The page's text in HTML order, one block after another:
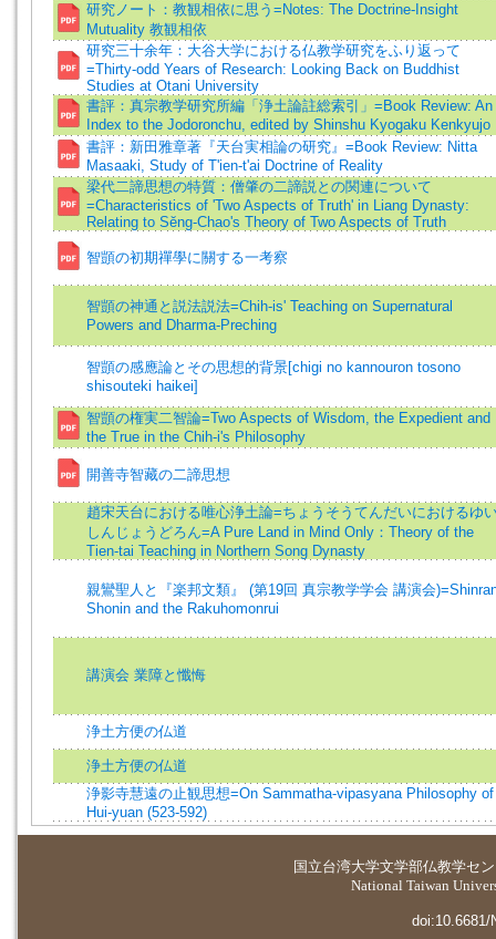
研究ノート：教観相依に思う=Notes: The Doctrine-Insight
Mutuality 教観相依
研究三十余年：大谷大学における仏教学研究をふり返って
=Thirty-odd Years of Research: Looking Back on Buddhist
Studies at Otani University
書評：真宗教学研究所編「浄土論註総索引」=Book Review: An
Index to the Jodoronchu, edited by Shinshu Kyogaku Kenkyujo
書評：新田雅章著『天台実相論の研究』=Book Review: Nitta
Masaaki, Study of T'ien-t'ai Doctrine of Reality
梁代二諦思想の特質：僧肇の二諦説との関連について
=Characteristics of 'Two Aspects of Truth' in Liang Dynasty:
Relating to Sĕng-Chao's Theory of Two Aspects of Truth
智顗の初期禪學に關する一考察
智顗の神通と説法説法=Chih-is' Teaching on Supernatural
Powers and Dharma-Preching
智顗の感應論とその思想的背景[chigi no kannouron tosono
shisouteki haikei]
智顗の権実二智論=Two Aspects of Wisdom, the Expedient and
the True in the Chih-i's Philosophy
開善寺智藏の二諦思想
趙宋天台における唯心浄土論=ちょうそうてんだいにおけるゆ
しんじょうどろん=A Pure Land in Mind Only：Theory of the
Tien-tai Teaching in Northern Song Dynasty
親鸞聖人と『楽邦文類』 (第19回 真宗教学学会 講演会
Shonin and the Rakuhomonrui
講演会 業障と懺悔
浄土方便の仏道
浄土方便の仏道
浄影寺慧遠の止観思想=On Sammatha-vipasyana Philosophy of
Hui-yuan (523-592)
国立台湾大学文学部仏教学セ
National Taiwan
doi:10.6681/